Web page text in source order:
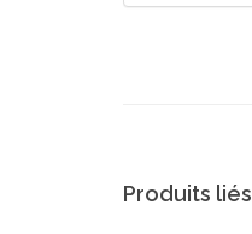
Produits liés